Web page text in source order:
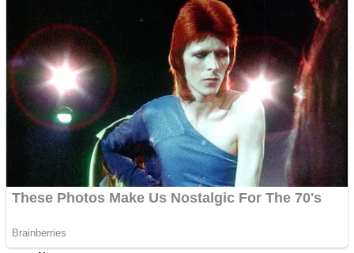
Sumatra Barat
Sumatra Selatan
Sumatra Utara